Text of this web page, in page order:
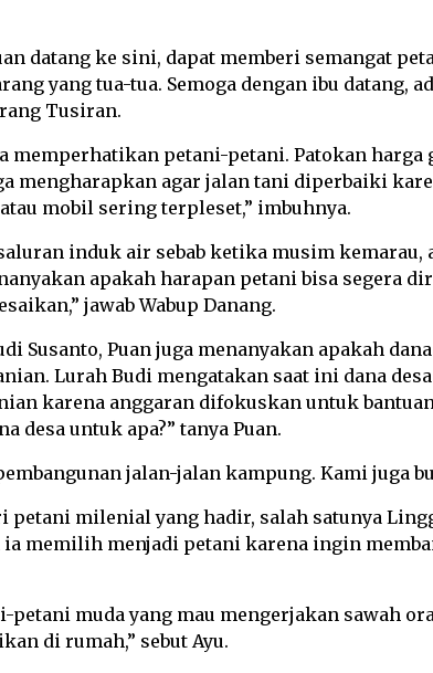
datang ke sini, dapat memberi semangat
yang tua-tua. Semoga dengan ibu datang,
Tusiran.
memperhatikan petani-petani. Patokan harga
mengharapkan agar jalan tani diperbaiki
mobil sering terpleset,” imbuhnya.
induk air sebab ketika musim
apakah harapan petani bisa segera
jawab Wabup Danang.
Susanto, Puan juga menanyakan apakah
Lurah Budi mengatakan saat ini dana
karena anggaran difokuskan untuk
desa untuk apa?” tanya Puan.
jalan-jalan kampung. Kami juga
petani milenial yang hadir, salah satunya
memilih menjadi petani karena ingin
petani muda yang mau mengerjakan sawah
di rumah,” sebut Ayu.